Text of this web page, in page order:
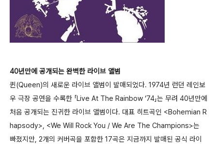
40년만에 공개되는 완벽한 라이브 앨범
퀸(Queen)의 새로운 라이브 앨범이 발매되었다. 1974년 런던 레인보
우 극장 공연을 수록한 「Live At The Rainbow ‘74」는 무려 40년만에
처음 공개되는 진귀한 라이브 앨범이다. 대표 히트곡인 <Bohemian R
hapsody>, <We Will Rock You / We Are The Champions>는
빠졌지만, 2개의 커버곡을 포함한 17곡은 지금까지 발매된 공식 라이